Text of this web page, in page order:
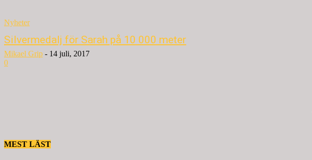
Nyheter
Silvermedalj för Sarah på 10 000 meter
Mikael Grip - 14 juli, 2017
0
MEST LÄST